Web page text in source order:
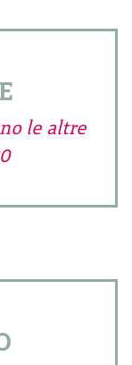
le altre